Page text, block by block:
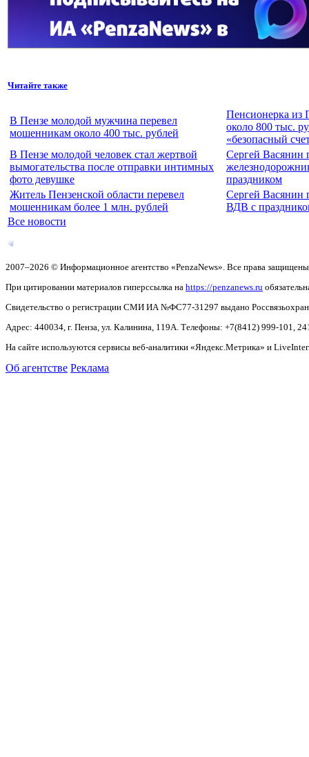
Читайте также
В Пензе молодой мужчина перевел
мошенникам около 400 тыс. рублей
Пенсионерка из
около 800 тыс.
«безопасный
В Пензе молодой человек стал жертвой
вымогательства после отправки интимных
фото девушке
Сергей Васянин
праздником
Житель Пензенской области перевел
мошенникам более 1 млн. рублей
Сергей Васянин
ВДВ с
Все новости
2007–2026 © Информационное агентство «PenzaNews». Все права
При цитировании материалов гиперссылка на https://penzanews.ru
Свидетельство о регистрации СМИ ИА №ФС77-31297 выдано
Адрес: 440034, г. Пенза, ул. Калинина, 119А. Телефоны: +7(8412) 999-101,
На сайте используются сервисы веб-аналитики «Яндекс.Метрика» и
Об агентстве Реклама